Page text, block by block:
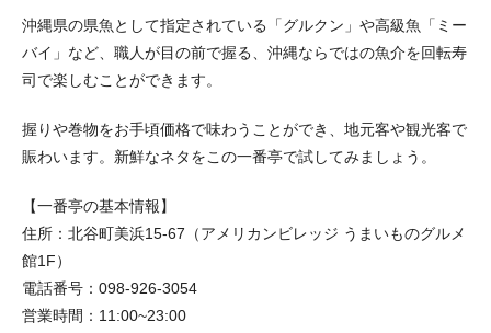
沖縄県の県魚として指定されている「グルクン」や高級魚「ミー
バイ」など、職人が目の前で握る、沖縄ならではの魚介を回転寿
司で楽しむことができます。
握りや巻物をお手頃価格で味わうことができ、地元客や観光客で
賑わいます。新鮮なネタをこの一番亭で試してみましょう。
【一番亭の基本情報】
住所：北谷町美浜15-67（アメリカンビレッジ うまいものグルメ
館1F）
電話番号：098-926-3054
営業時間：11:00~23:00